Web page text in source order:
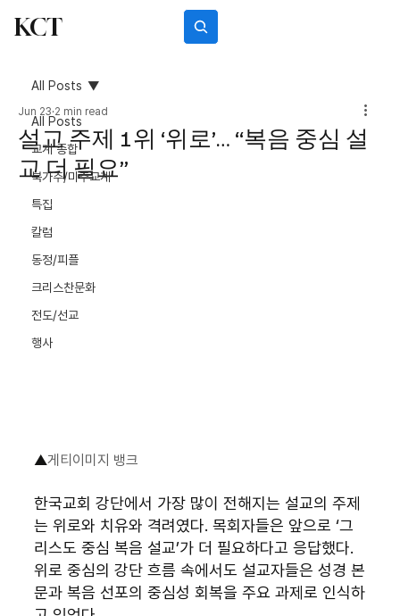
KCT
All Posts
교계 종합
북가주/미주교계
특집
칼럼
동정/피플
크리스찬문화
전도/선교
행사
All Posts
설교 주제 1위 ‘위로’… “복음 중심 설
교 더 필요”
Jun 23 2 min read
▲게티이미지 뱅크
한국교회 강단에서 가장 많이 전해지는 설교의 주제
는 위로와 치유와 격려였다. 목회자들은 앞으로 ‘그
리스도 중심 복음 설교’가 더 필요하다고 응답했다.
위로 중심의 강단 흐름 속에서도 설교자들은 성경 본
문과 복음 선포의 중심성 회복을 주요 과제로 인식하